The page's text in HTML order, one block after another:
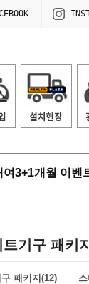
여3+1개월 이벤
기구 패키지
패키지(12)